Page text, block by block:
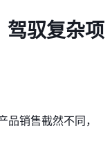
驾驭复杂项
销售截然不同，